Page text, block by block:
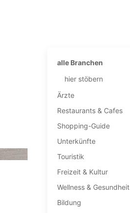
alle Branchen
hier stöbern
Ärzte
Restaurants & Cafes
Shopping-Guide
Unterkünfte
Touristik
Freizeit & Kultur
Wellness & Gesundheit
Bildung